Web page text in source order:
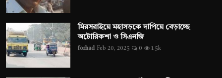
মিরসরাইয়ে মহাসড়কে দাপিয়ে বেড়াচ্ছে
অটোরিকশা ও সিএনজি
forhad Feb 20, 2025 0 1.5k